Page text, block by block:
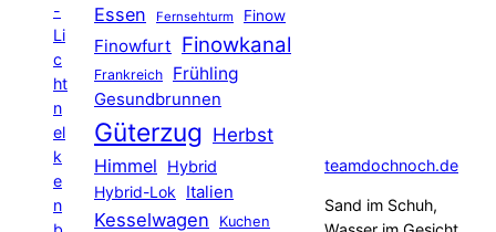
-
Li
c
ht
n
el
k
e
n
Essen Fernsehturm Finow
Finowfurt Finowkanal
Frankreich Frühling
Gesundbrunnen
Güterzug Herbst
Himmel
Hybrid
Hybrid-Lok Italien
Kesselwagen Kuchen
teamdochnoch.de
Sand im Schuh,